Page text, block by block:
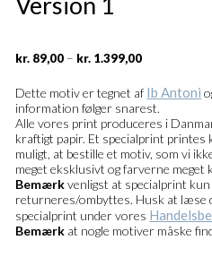
kr. 89,00 – kr. 1.399,00Prisinterval:
kr. 89,00
kr. 1.399,00
Dette motiv er tegnet af Ib Antoni
information følger snarest.
Alle vores print produceres i
kraftigt papir. Et specialprint printes
muligt, at bestille et motiv, som vi
meget eksklusivt og farverne meget
Bemærkvenligst at specialprint
returneres/ombyttes. Husk at læse
specialprint under vores
Bemærk at nogle motiver måske